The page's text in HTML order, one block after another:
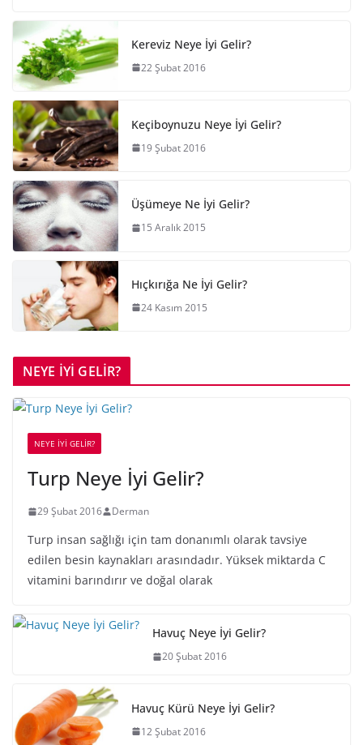
Kereviz Neye İyi Gelir?
22 Şubat 2016
Keçiboynuzu Neye İyi Gelir?
19 Şubat 2016
Üşümeye Ne İyi Gelir?
15 Aralık 2015
Hıçkırığa Ne İyi Gelir?
24 Kasım 2015
NEYE İYİ GELİR?
NEYE İYİ GELİR?
Turp Neye İyi Gelir?
29 Şubat 2016 Derman
Turp insan sağlığı için tam donanımlı olarak tavsiye
edilen besin kaynakları arasındadır. Yüksek miktarda C
vitamini barındırır ve doğal olarak
Havuç Neye İyi Gelir?
20 Şubat 2016
Havuç Kürü Neye İyi Gelir?
12 Şubat 2016